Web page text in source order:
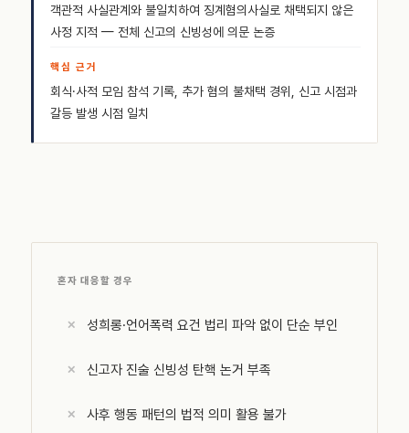
객관적 사실관계와 불일치하여 징계혐의사실로 채택되지 않은
사정 지적 — 전체 신고의 신빙성에 의문 논증
회식·사적 모임 참석 기록, 추가 혐의 불채택 경위, 신고 시점과
갈등 발생 시점 일치
혼자 대응할 경우
성희롱·언어폭력 요건 법리 파악 없이 단순 부인
신고자 진술 신빙성 탄핵 논거 부족
사후 행동 패턴의 법적 의미 활용 불가